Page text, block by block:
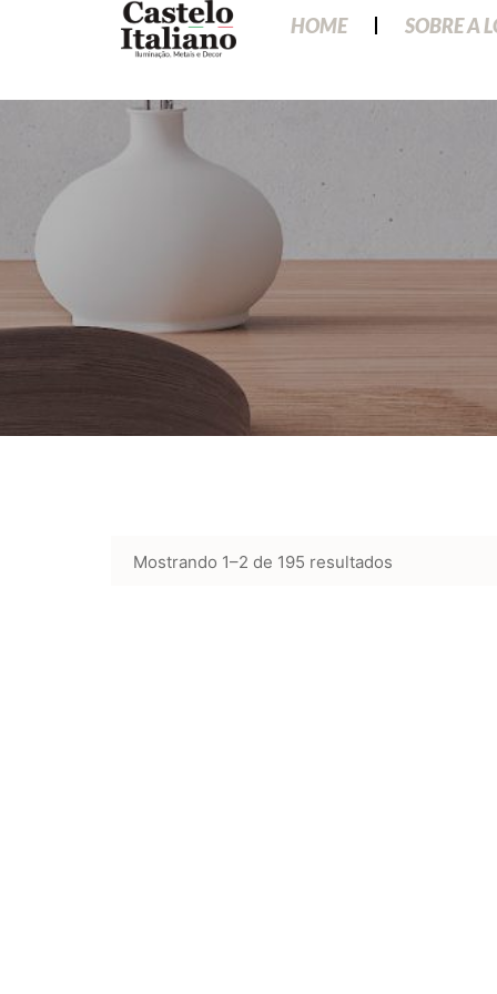
HOME SOBRE A
Mostrando 1–2 de 195 resultados